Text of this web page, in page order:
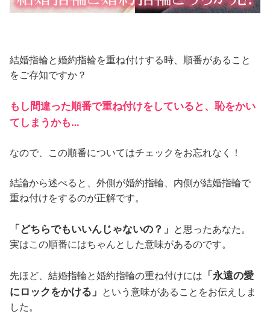
結婚指輪と婚約指輪を重ね付けする時、順番があること
をご存知ですか？
もし間違った順番で重ね付けをしていると、恥をかい
てしまうかも…
なので、この順番についてはチェックをお忘れなく！
結論から述べると、外側が婚約指輪、内側が結婚指輪で
重ね付けをするのが正解です。
「どちらでもいいんじゃないの？」 と思ったあなた。
実はこの順番にはちゃんとした意味があるのです。
先ほど、結婚指輪と婚約指輪の重ね付けには 「永遠の愛
にロックをかける」 という意味があることをお伝えしま
した。